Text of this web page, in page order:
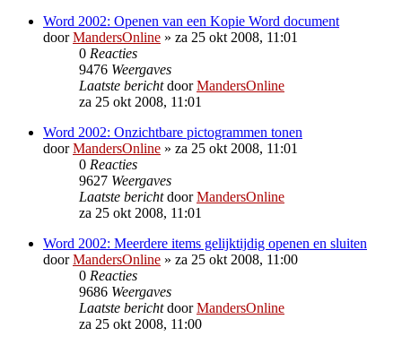
Word 2002: Openen van een Kopie Word document
doorMandersOnline » za 25 okt 2008, 11:01
0 Reacties
9476 Weergaves
Laatste berichtdoorMandersOnline
za 25 okt 2008, 11:01
Word 2002: Onzichtbare pictogrammen tonen
doorMandersOnline » za 25 okt 2008, 11:01
0 Reacties
9627 Weergaves
Laatste berichtdoorMandersOnline
za 25 okt 2008, 11:01
Word 2002: Meerdere items gelijktijdig openen en sluiten
doorMandersOnline » za 25 okt 2008, 11:00
0 Reacties
9686 Weergaves
Laatste berichtdoorMandersOnline
za 25 okt 2008, 11:00